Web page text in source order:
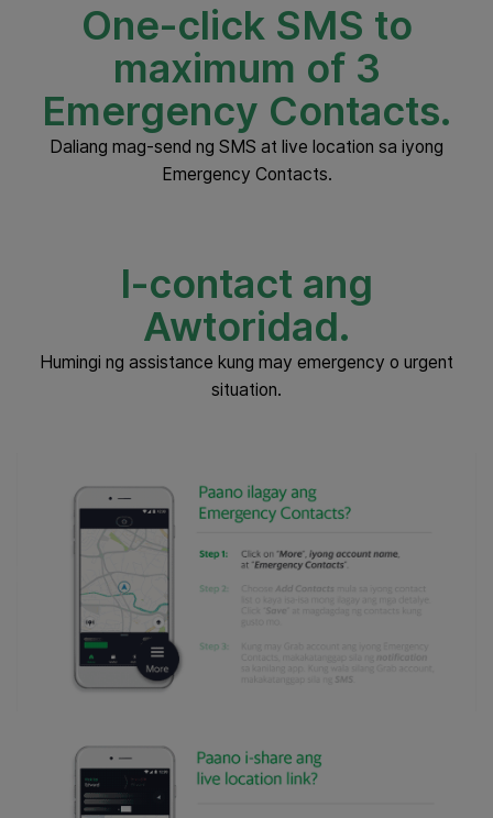
One-click SMS to
maximum of 3
Emergency Contacts.
Daliang mag-send ng SMS at live location sa iyong
Emergency Contacts.
I-contact ang
Awtoridad.
Humingi ng assistance kung may emergency o urgent
situation.